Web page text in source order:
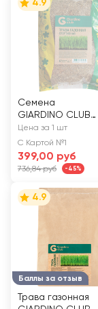
4.9
Семена
GIARDINO CLUB
Трава газонная
Спортивная
Цена за 1 шт
С Картой №1
399,00 руб
736,84 руб -45%
Баллы за отзыв
4.9
Трава газонная